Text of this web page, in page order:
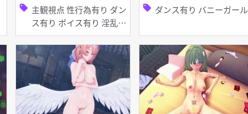
sell 主観視点 性行為有り ダン
ス有り ボイス有り 淫乱
タイツ・ストッキング ア
ヘ顔 お漏らし・潮吹き 乱
交
sell ダンス有り バニーガール